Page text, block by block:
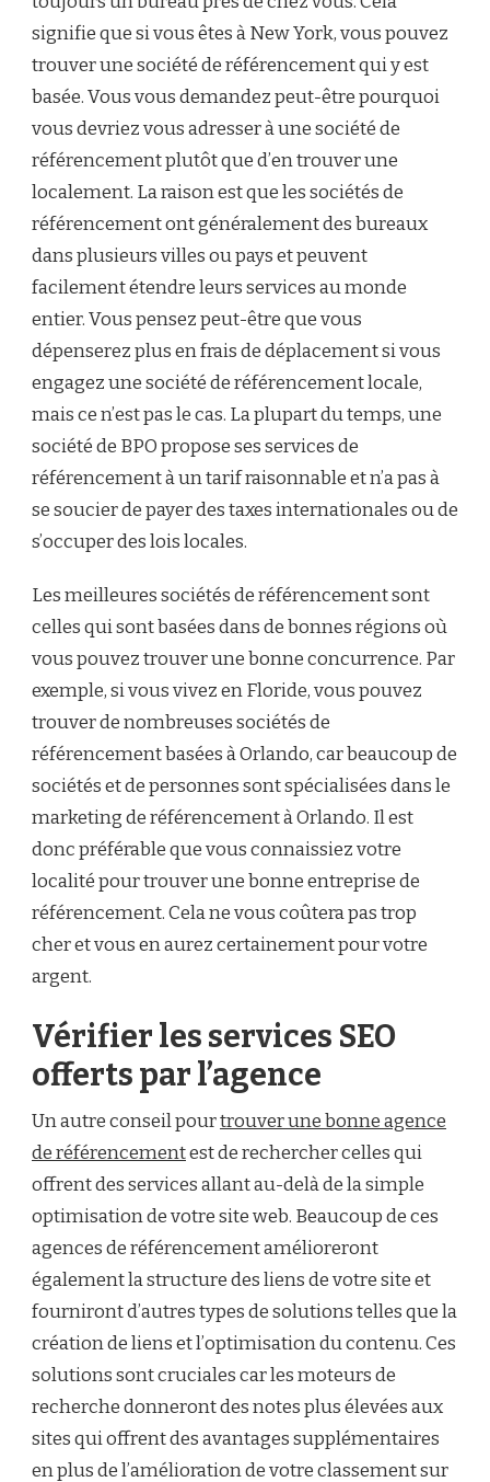
signifie que si vous êtes à New York, vous pouvez
trouver une société de référencement qui y est
basée. Vous vous demandez peut-être pourquoi
vous devriez vous adresser à une société de
référencement plutôt que d’en trouver une
localement. La raison est que les sociétés de
référencement ont généralement des bureaux
dans plusieurs villes ou pays et peuvent
facilement étendre leurs services au monde
entier. Vous pensez peut-être que vous
dépenserez plus en frais de déplacement si vous
engagez une société de référencement locale,
mais ce n’est pas le cas. La plupart du temps, une
société de BPO propose ses services de
référencement à un tarif raisonnable et n’a pas à
se soucier de payer des taxes internationales ou de
s’occuper des lois locales.
Les meilleures sociétés de référencement sont
celles qui sont basées dans de bonnes régions où
vous pouvez trouver une bonne concurrence. Par
exemple, si vous vivez en Floride, vous pouvez
trouver de nombreuses sociétés de
référencement basées à Orlando, car beaucoup de
sociétés et de personnes sont spécialisées dans le
marketing de référencement à Orlando. Il est
donc préférable que vous connaissiez votre
localité pour trouver une bonne entreprise de
référencement. Cela ne vous coûtera pas trop
cher et vous en aurez certainement pour votre
argent.
Vérifier les services SEO
offerts par l’agence
Un autre conseil pourtrouver une bonne agence
de référencementest de rechercher celles qui
offrent des services allant au-delà de la simple
optimisation de votre site web. Beaucoup de ces
agences de référencement amélioreront
également la structure des liens de votre site et
fourniront d’autres types de solutions telles que la
création de liens et l’optimisation du contenu. Ces
solutions sont cruciales car les moteurs de
recherche donneront des notes plus élevées aux
sites qui offrent des avantages supplémentaires
en plus de l’amélioration de votre classement sur